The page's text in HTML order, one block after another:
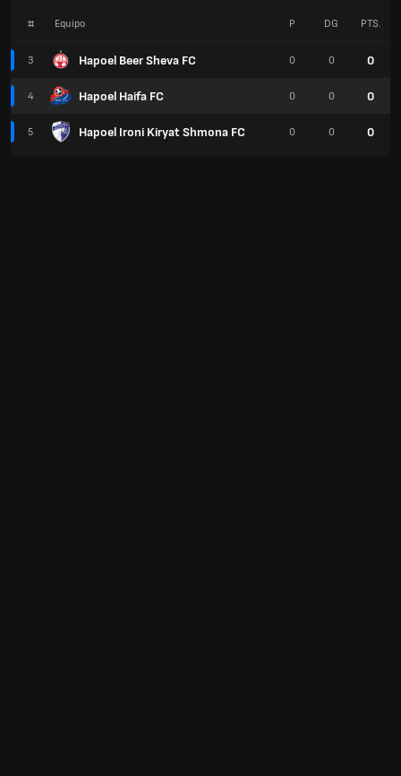
# Equipo
3 Hapoel Beer Sheva FC
4 Hapoel Haifa FC
5 Hapoel Ironi Kiryat Shmona FC
P DG PTS.
0 0 0
0 0 0
0 0 0